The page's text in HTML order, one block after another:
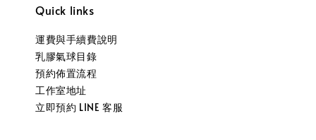
Quick links
運費與手續費說明
乳膠氣球目錄
預約佈置流程
工作室地址
立即預約 LINE 客服